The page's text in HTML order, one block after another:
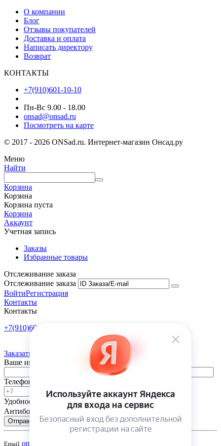
О компании
Блог
Отзывы покупателей
Доставка и оплата
Написать директору
Возврат
КОНТАКТЫ
+7(910)601-10-10
Пн-Вс 9.00 - 18.00
onsad@onsad.ru
Посмотреть на карте
© 2017 - 2026 ONSad.ru. Интернет-магазин Онсад.ру
Меню
Найти
Корзина
Корзина
Корзина пуста
Корзина
Аккаунт
Учетная запись
Заказы
Избранные товары
Отслеживание заказа
Отслеживание заказа
ВойтиРегистрация
Контакты
Контакты
+7(910)601-10-10
Заказать обратный звонок
Ваше имя
Телефон
Удобное время
-
Антибот
Отправить
Email onsad@onsad.ru